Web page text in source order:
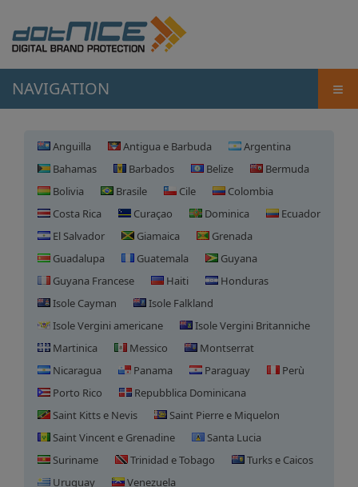
NAVIGATION ≡
Anguilla Antigua e Barbuda
Argentina
Bahamas
Barbados Belize
Bermuda
Bolivia
Brasile Cile
Colombia
Costa Rica
Curaçao Dominica
Ecuador
El Salvador
Giamaica
Grenada
Guadalupa
Guatemala
Guyana
Guyana Francese
Haiti
Honduras
Isole Cayman
Isole Falkland
Isole Vergini americane
Isole Vergini Britanniche
Martinica
Messico
Montserrat
Nicaragua
Panama Paraguay
Perù
Porto Rico
Repubblica Dominicana
Saint Kitts e Nevis
Saint Pierre e Miquelon
Saint Vincent e Grenadine
Santa Lucia
Suriname
Trinidad e Tobago
Turks e Caicos
Uruguay
Venezuela
Registrazione domini